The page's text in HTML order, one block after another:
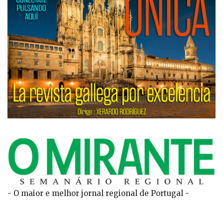
- O maior e melhor jornal regional de Portugal -